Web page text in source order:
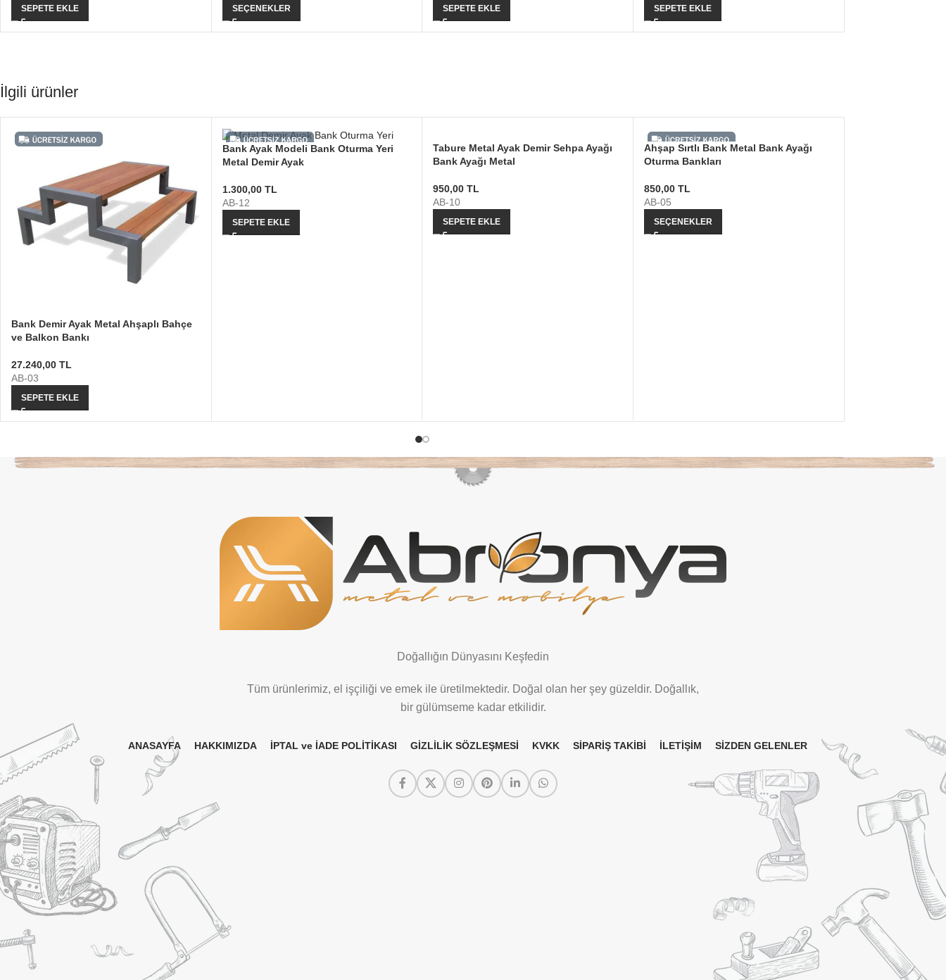
SEPETE EKLE SEÇENEKLER SEPETE EKLE SEPETE EKLE
İlgili ürünler
Bank Demir Ayak Metal Ahşaplı Bahçe
ve Balkon Bankı
27.240,00 TL
AB-03
SEPETE EKLE
Bank Ayak Modeli Bank Oturma Yeri
Metal Demir Ayak
1.300,00 TL
AB-12
SEPETE EKLE
Tabure Metal Ayak Demir Sehpa Ayağı
Bank Ayağı Metal
950,00 TL
AB-10
SEPETE EKLE
Ahşap Sırtlı Bank Metal Bank Ayağı
Oturma Bankları
850,00 TL
AB-05
SEÇENEKLER
Doğallığın Dünyasını Keşfedin
Tüm ürünlerimiz, el işçiliği ve emek ile üretilmektedir. Doğal olan her şey güzeldir. Doğallık,
bir gülümseme kadar etkilidir.
ANASAYFA HAKKIMIZDA İPTAL ve İADE POLİTİKASI GİZLİLİK SÖZLEŞMESİ KVKK SİPARİŞ TAKİBİ İLETİŞİM SİZDEN GELENLER